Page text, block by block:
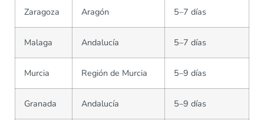
Zaragoza Aragón 5–7 días
Malaga Andalucía 5–7 días
Murcia Región de Murcia 5–9 días
Granada Andalucía 5–9 días